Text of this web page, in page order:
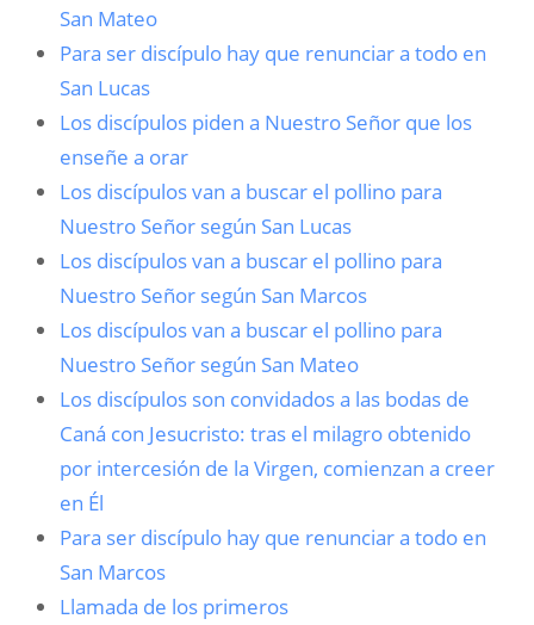
San Mateo
Para ser discípulo hay que renunciar a todo en
San Lucas
Los discípulos piden a Nuestro Señor que los
enseñe a orar
Los discípulos van a buscar el pollino para
Nuestro Señor según San Lucas
Los discípulos van a buscar el pollino para
Nuestro Señor según San Marcos
Los discípulos van a buscar el pollino para
Nuestro Señor según San Mateo
Los discípulos son convidados a las bodas de
Caná con Jesucristo: tras el milagro obtenido
por intercesión de la Virgen, comienzan a creer
en Él
Para ser discípulo hay que renunciar a todo en
San Marcos
Llamada de los primeros